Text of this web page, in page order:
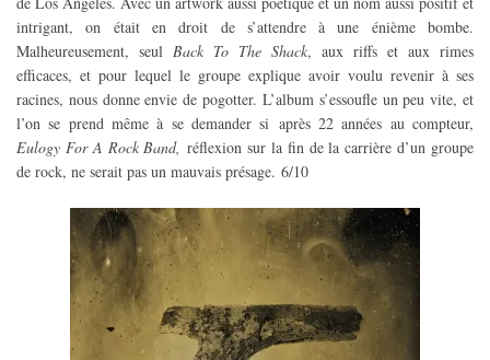
intrigant, on était en droit de s’attendre à une énième bombe.
Malheureusement, seul Back To The Shack, aux riffs et aux rimes
efficaces, et pour lequel le groupe explique avoir voulu revenir à ses
racines, nous donne envie de pogotter. L’album s’essoufle un peu vite, et
l’on se prend même à se demander si après 22 années au compteur,
Eulogy For A Rock Band, réflexion sur la fin de la carrière d’un groupe
de rock, ne serait pas un mauvais présage. 6/10